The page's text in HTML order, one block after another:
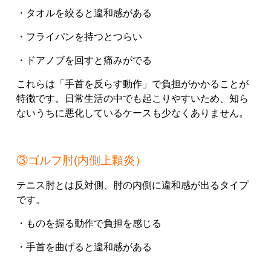
・タオルを絞ると違和感がある
・フライパンを持つとつらい
・ドアノブを回すと痛みがでる
これらは「手首を反らす動作」で負担がかかることが
特徴です。日常生活の中でも起こりやすいため、知ら
ないうちに悪化しているケースも少なくありません。
③ゴルフ肘(内側上顆炎）
テニス肘とは反対側、肘の内側に違和感が出るタイプ
です。
・ものを握る動作で負担を感じる
・手首を曲げると違和感がある